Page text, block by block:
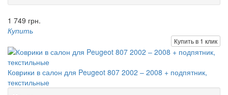
1 749 грн.
Купить
Купить в 1 клик
Коврики в салон для Peugeot 807 2002 – 2008 + подпятник,
текстильные